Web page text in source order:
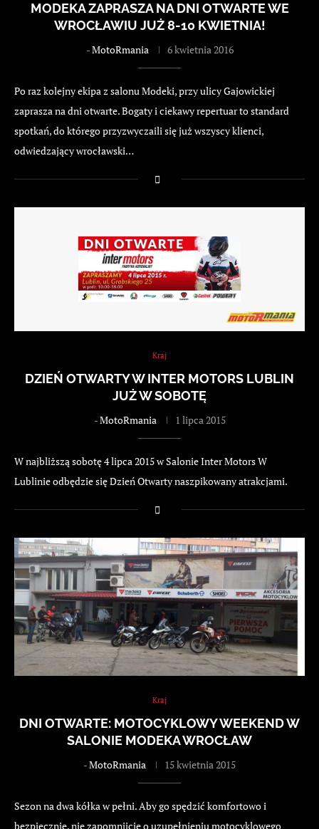
MODEKA ZAPRASZA NA DNI OTWARTE WE
WROCŁAWIU JUŻ 8-10 KWIETNIA!
-MotoRmania 6 kwietnia 2016
Po raz kolejny ekipa z salonu Modeki, przy ulicy Gajowickiej
zaprasza na dni otwarte. Bogaty i ciekawy repertuar to standard
spotkań, do którego przyzwyczaili się już wszyscy klienci,
odwiedzający wrocławski…
Kraj
DZIEŃ OTWARTY W INTER MOTORS LUBLIN
JUŻ W SOBOTĘ
-MotoRmania 1 lipca 2015
W najbliższą sobotę 4 lipca 2015 w Salonie Inter Motors W
Lublinie odbędzie się Dzień Otwarty naszpikowany atrakcjami.
Kraj
DNI OTWARTE: MOTOCYKLOWY WEEKEND W
SALONIE MODEKA WROCŁAW
-MotoRmania 15 kwietnia 2015
Sezon na dwa kółka w pełni. Aby go spędzić komfortowo i
bezpiecznie, nie zapomnijcie o uzupełnieniu motocyklowego